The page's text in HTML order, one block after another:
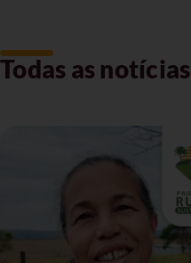
Todas as notícias